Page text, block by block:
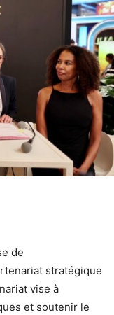
de
stratégique
vise à
et soutenir le